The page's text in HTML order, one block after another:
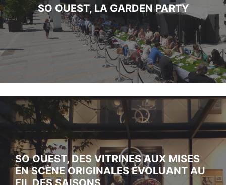
SO OUEST, LA GARDEN PARTY
SO OUEST, DES VITRINES AUX MISES
EN SCÈNE ORIGINALES ÉVOLUANT AU